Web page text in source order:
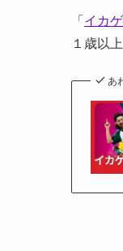
「イカ
１歳以
あ